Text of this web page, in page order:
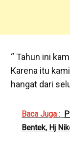
“ Tahun ini
Karena itu
hangat dari
Baca Juga :
Bentek, Hj